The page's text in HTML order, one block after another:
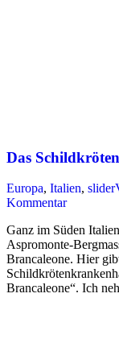
Das
Europa, Italien, slider
Kommentar
Ganz im Süden
Aspromonte-
Brancaleone. Hier
Brancaleone“. Ich